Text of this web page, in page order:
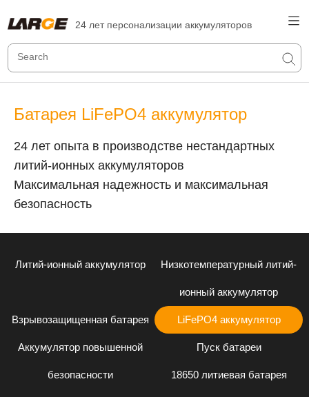
24 лет персонализации аккумуляторов
Батарея LiFePO4 аккумулятор
24 лет опыта в производстве нестандартных
литий-ионных аккумуляторов
Максимальная надежность и максимальная
безопасность
Литий-ионный аккумулятор Низкотемпературный литий-
ионный аккумулятор
Взрывозащищенная батарея LiFePO4 аккумулятор
Аккумулятор повышенной
безопасности
Пуск батареи
18650 литиевая батарея